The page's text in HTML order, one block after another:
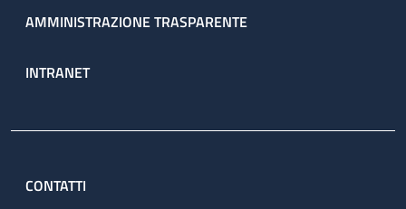
AMMINISTRAZIONE TRASPARENTE
INTRANET
CONTATTI